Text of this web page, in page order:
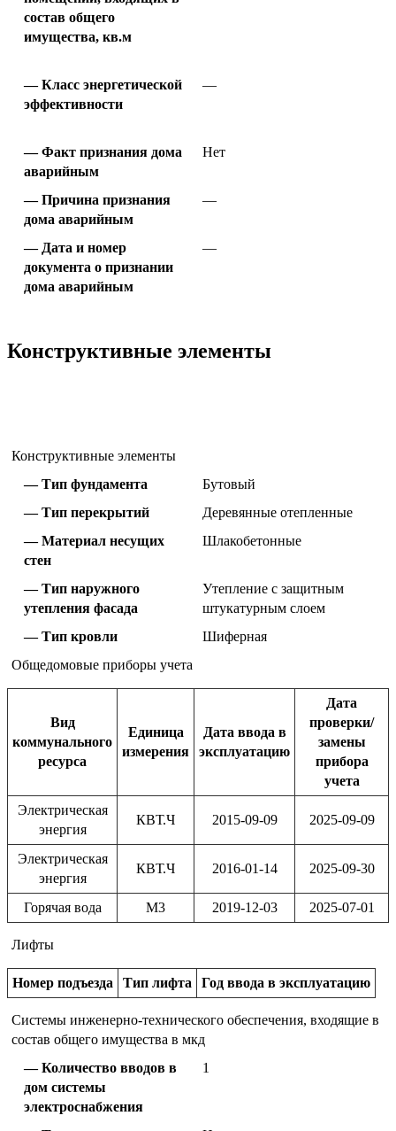
состав общего
имущества, кв.м
Класс энергетической
эффективности
—
Факт признания дома
аварийным
Нет
Причина признания
дома аварийным
—
Дата и номер
документа о признании
дома аварийным
—
Конструктивные элементы
Конструктивные элементы
Тип фундамента
Бутовый
Тип перекрытий
Деревянные отепленные
Материал несущих
стен
Шлакобетонные
Тип наружного
утепления фасада
Утепление с защитным
штукатурным слоем
Тип кровли
Шиферная
Общедомовые приборы учета
Вид
коммунального
ресурса
Единица
измерения
Дата ввода в
эксплуатацию
Дата
проверки/
замены
прибора
учета
Электрическая
энергия
КВТ.Ч 2015-09-09 2025-09-09
Электрическая
энергия
КВТ.Ч 2016-01-14 2025-09-30
Горячая вода М3 2019-12-03 2025-07-01
Лифты
Номер подъезда Тип лифта Год ввода в эксплуатацию
Системы инженерно-технического обеспечения, входящие в
состав общего имущества в мкд
Количество вводов в
дом системы
электроснабжения
1